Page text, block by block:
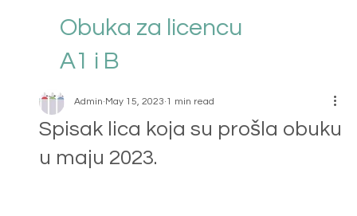
Obuka za licencu
A1 i B
Spisak lica koja su prošla obuku
u maju 2023.
Admin May 15, 2023 1 min read